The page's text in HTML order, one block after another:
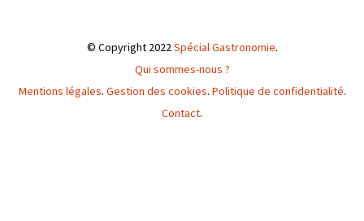
© Copyright 2022Spécial Gastronomie.
Qui sommes-nous ?
Mentions légales. Gestion des cookies. Politique de confidentialité.
Contact.